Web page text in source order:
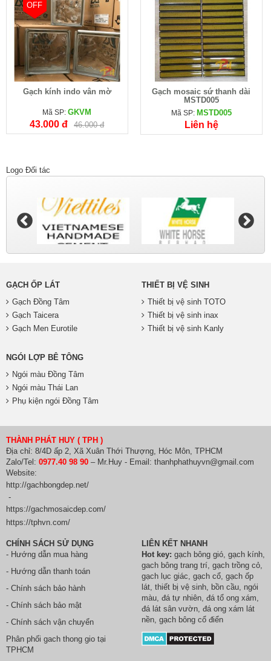
OFF
Gạch kính indo vân mờ
Mã SP:GKVM
43.000 đ 46.000 đ
Gạch mosaic sứ thanh dài
MSTD005
Mã SP: MSTD005
Liên hệ
Logo Đối tác
GẠCH ỐP LÁT
Gạch Đồng Tâm
Gạch Taicera
Gạch Men Eurotile
THIẾT BỊ VỆ SINH
Thiết bị vệ sinh TOTO
Thiết bị vệ sinh inax
Thiết bị vệ sinh Kanly
NGÓI LỢP BÊ TÔNG
Ngói màu Đồng Tâm
Ngói màu Thái Lan
Phụ kiện ngói Đồng Tâm
THÀNH PHÁT HUY ( TPH )
Địa chỉ: 8/4D ấp 2, Xã Xuân Thới Thượng, Hóc Môn, TPHCM
Zalo/Tel: 0977.40 98 90 – Mr.Huy - Email: thanhphathuyvn@gmail.com
Website:
http://gachbongdep.net/
-
https://gachmosaicdep.com/
https://tphvn.com/
CHÍNH SÁCH SỬ DỤNG
- Hướng dẫn mua hàng
- Hướng dẫn thanh toán
- Chính sách bảo hành
- Chính sách bảo mật
- Chính sách vận chuyển
Phân phối gach thong gio tại
TPHCM
LIÊN KẾT NHANH
Hot key: gạch bông gió gạch kính
gach bông trang trí gạch trồng cỏ
gạch lục giác gạch cổ gạch ốp
lát thiết bị vệ sinh , bồn cầu, ngói
màu đá tự nhiên đá tổ ong xám
đá lát sân vườn đá ong xám lát
nền , gạch bông cổ điển